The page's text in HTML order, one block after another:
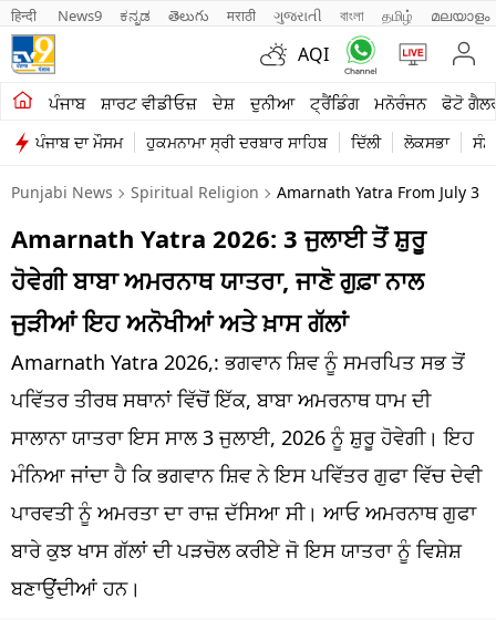
हिन्दी News9 ಕನ್ನಡ తెలుగు मराठी ગુજરાતી বাংলা தமிழ் മലയാളം
AQI
ਪੰਜਾਬ ਸ਼ਾਰਟ ਵੀਡੀਓਜ਼ ਦੇਸ਼ ਦੁਨੀਆ ਟ੍ਰੈਂਡਿੰਗ ਮਨੋਰੰਜਨ ਫੋਟੋ
ਪੰਜਾਬ ਦਾ ਮੌਸਮ ਹੁਕਮਨਾਮਾ ਸ੍ਰੀ ਦਰਬਾਰ ਸਾਹਿਬ ਦਿੱਲੀ ਲੋਕਸਭਾ
ਖੇਤੀਬਾੜੀ
ਸ਼ਾਰਟ ਵੀਡੀਓਜ਼
ਕਾਰੋਬਾਰ
ਕਰਿਅਰ
ਦੇਸ਼
ਲਾਈਫ ਸਟਾਈਲ
ਪੰਜਾਬ
ਧਰਮ
ਖੇਡਾਂ
ਟੈਕਨੋਲਜੀ
Punjabi News Spiritual Religion Amarnath Yatra From July 3
Amarnath Yatra 2026: 3 ਜੁਲਾਈ ਤੋਂ ਸ਼ੁਰੂ
ਹੋਵੇਗੀ ਬਾਬਾ ਅਮਰਨਾਥ ਯਾਤਰਾ, ਜਾਣੋ ਗੁਫ਼ਾ ਨਾਲ
ਜੁੜੀਆਂ ਇਹ ਅਨੋਖੀਆਂ ਅਤੇ ਖ਼ਾਸ ਗੱਲਾਂ
Amarnath Yatra 2026,: ਭਗਵਾਨ ਸ਼ਿਵ ਨੂੰ ਸਮਰਪਿਤ ਸਭ ਤੋਂ
ਪਵਿੱਤਰ ਤੀਰਥ ਸਥਾਨਾਂ ਵਿੱਚੋਂ ਇੱਕ, ਬਾਬਾ ਅਮਰਨਾਥ ਧਾਮ ਦੀ
ਸਾਲਾਨਾ ਯਾਤਰਾ ਇਸ ਸਾਲ 3 ਜੁਲਾਈ, 2026 ਨੂੰ ਸ਼ੁਰੂ ਹੋਵੇਗੀ। ਇਹ
ਮੰਨਿਆ ਜਾਂਦਾ ਹੈ ਕਿ ਭਗਵਾਨ ਸ਼ਿਵ ਨੇ ਇਸ ਪਵਿੱਤਰ ਗੁਫਾ ਵਿੱਚ ਦੇਵੀ
ਪਾਰਵਤੀ ਨੂੰ ਅਮਰਤਾ ਦਾ ਰਾਜ਼ ਦੱਸਿਆ ਸੀ। ਆਓ ਅਮਰਨਾਥ ਗੁਫਾ
ਬਾਰੇ ਕੁਝ ਖਾਸ ਗੱਲਾਂ ਦੀ ਪੜਚੋਲ ਕਰੀਏ ਜੋ ਇਸ ਯਾਤਰਾ ਨੂੰ ਵਿਸ਼ੇਸ਼
ਬਣਾਉਂਦੀਆਂ ਹਨ।